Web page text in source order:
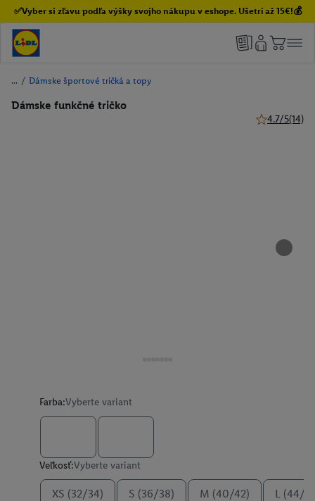
✅Vyber si zľavu podľa výšky svojho nákupu v eshope. Ušetri až 15€!💰
/ Dámske športové tričká a topy
Dámske funkčné tričko
4.7/5(14)
Farba:Vyberte variant
Veľkosť:Vyberte variant
XS (32/34) S (36/38) M (40/42) L (44/